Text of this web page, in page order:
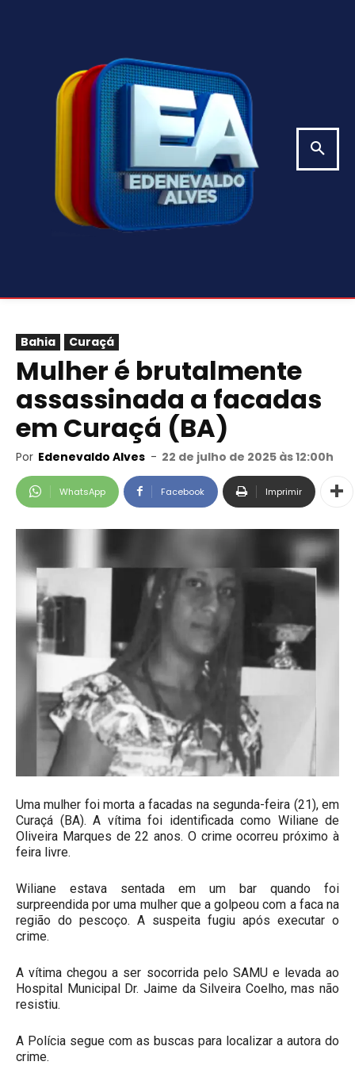
Bahia Curaçá
Mulher é brutalmente
assassinada a facadas
em Curaçá (BA)
Por Edenevaldo Alves - 22 de julho de 2025 às 12:00h
WhatsApp Facebook Imprimir
Uma mulher foi morta a facadas na segunda-feira (21), em
Curaçá (BA). A vítima foi identificada como Wiliane de
Oliveira Marques de 22 anos. O crime ocorreu próximo à
feira livre.
Wiliane estava sentada em um bar quando foi
surpreendida por uma mulher que a golpeou com a faca na
região do pescoço. A suspeita fugiu após executar o
crime.
A vítima chegou a ser socorrida pelo SAMU e levada ao
Hospital Municipal Dr. Jaime da Silveira Coelho, mas não
resistiu.
A Polícia segue com as buscas para localizar a autora do
crime.